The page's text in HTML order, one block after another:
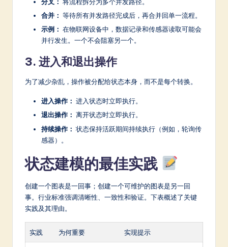
合并： 等待所有并发路径完成后，再合并回单一流程。
示例： 在物联网设备中，数据记录和传感器读取可能会
并行发生。一个不会阻塞另一个。
3. 进入和退出操作
为了减少杂乱，操作被分配给状态本身，而不是每个转换。
进入操作： 进入状态时立即执行。
退出操作： 离开状态时立即执行。
持续操作： 状态保持活跃期间持续执行（例如，轮询传
感器）。
状态建模的最佳实践
创建一个图表是一回事；创建一个可维护的图表是另一回
事。行业标准强调清晰性、一致性和验证。下表概述了关键
实践及其理由。
实践 为何重要 实现提示